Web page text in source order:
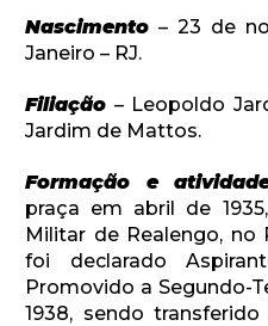
Nascimento – 23 de
Janeiro – RJ.
Filiação – Leopoldo
Jardim de Mattos.
Formação e
praça em abril de
Militar de Realengo, no
foi declarado
Promovido a Segundo-
1938, sendo